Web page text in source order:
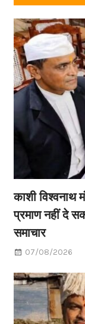
काशी विश्वनाथ
प्रमाण नहीं दे
समाचार
07/08/2026